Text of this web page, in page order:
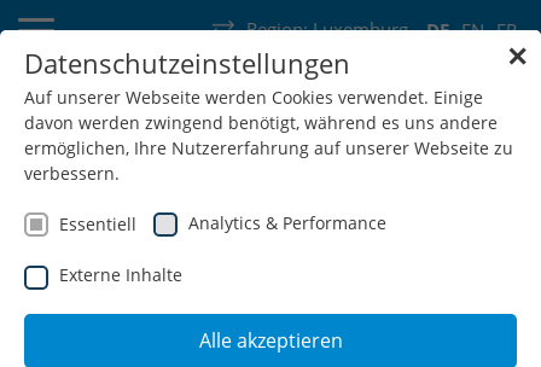
DE EN FR
Region: Luxemburg
Deutschland Schweiz Österreich Belgien Frankreich
Luxemburg Niederlande Wallonie
SHOP
✕
Datenschutzeinstellungen
Auf unserer Webseite werden Cookies verwendet. Einige
davon werden zwingend benötigt, während es uns andere
ermöglichen, Ihre Nutzererfahrung auf unserer Webseite zu
verbessern.
Essentiell Analytics & Performance
Externe Inhalte
Alle akzeptieren